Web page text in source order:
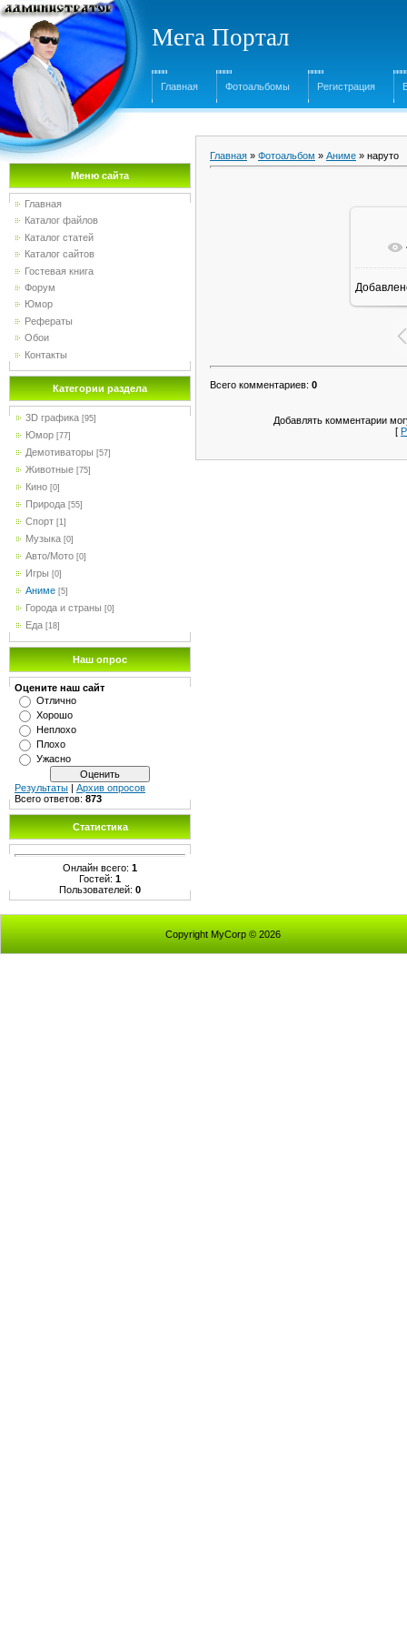
Мега Портал
Главная Фотоальбомы Регистрация
Меню сайта
Главная
Каталог файлов
Каталог статей
Каталог сайтов
Гостевая книга
Форум
Юмор
Рефераты
Обои
Контакты
Категории раздела
3D графика [95]
Юмор [77]
Демотиваторы [57]
Животные [75]
Кино [0]
Природа [55]
Спорт [1]
Музыка [0]
Авто/Мото [0]
Игры [0]
Аниме [5]
Города и страны [0]
Еда [18]
Наш опрос
Оцените наш сайт
Отлично
Хорошо
Неплохо
Плохо
Ужасно
Результаты | Архив опросов
Всего ответов: 873
Статистика
Онлайн всего: 1
Гостей: 1
Пользователей: 0
Главная » Фотоальбом » Аниме » наруто
Всего комментариев: 0
Добавлять комментарии
[
Copyright MyCorp © 2026